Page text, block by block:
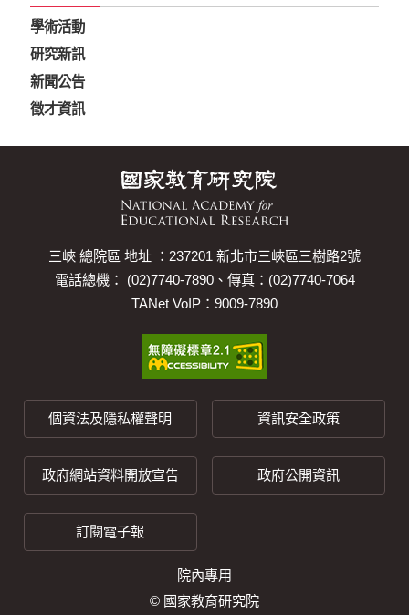
學術活動
研究新訊
新聞公告
徵才資訊
三峽 總院區 地址 ：237201 新北市三峽區三樹路2號
電話總機： (02)7740-7890、傳真：(02)7740-7064
TANet VoIP：9009-7890
個資法及隱私權聲明 資訊安全政策
政府網站資料開放宣告 政府公開資訊
訂閱電子報
院內專用
© 國家教育研究院